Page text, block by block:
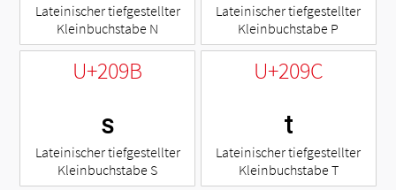
Lateinischer tiefgestellter
Kleinbuchstabe N
Lateinischer tiefgestellter
Kleinbuchstabe P
U+209B
ₛ
Lateinischer tiefgestellter
Kleinbuchstabe S
U+209C
ₜ
Lateinischer tiefgestellter
Kleinbuchstabe T